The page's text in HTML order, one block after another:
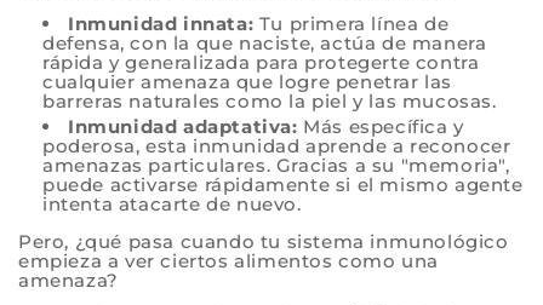
Inmunidad innata: Tu primera línea de
defensa, con la que naciste, actúa de manera
rápida y generalizada para protegerte contra
cualquier amenaza que logre penetrar las
barreras naturales como la piel y las mucosas.
Inmunidad adaptativa: Más específica y
poderosa, esta inmunidad aprende a reconocer
amenazas particulares. Gracias a su "memoria",
puede activarse rápidamente si el mismo agente
intenta atacarte de nuevo.
Pero, ¿qué pasa cuando tu sistema inmunológico
empieza a ver ciertos alimentos como una
amenaza?